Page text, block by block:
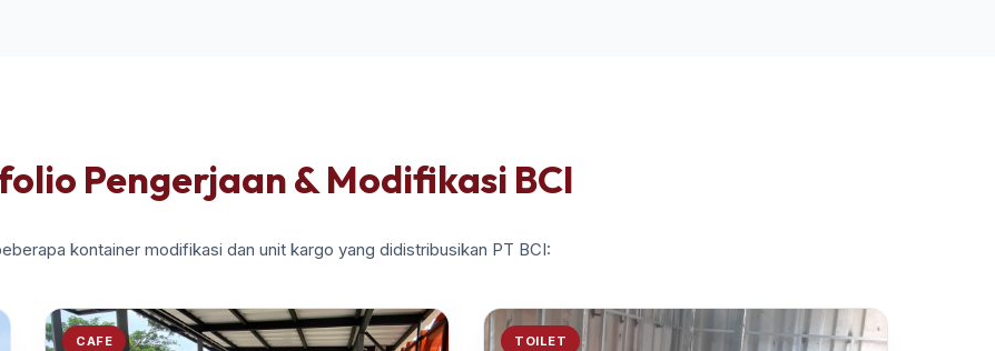
Pengerjaan & Modifikasi BCI
kontainer modifikasi dan unit kargo yang didistribusikan PT BCI:
CAFE TOILET